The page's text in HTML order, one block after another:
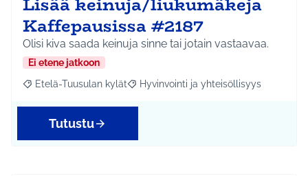
Kaffepausissa #2187
Olisi kiva saada keinuja sinne tai jotain vastaavaa.
Ei etene jatkoon
Rajaa tulokset aihepiirin mukaan: Etelä-Tuusulan kylät
Etelä-Tuusulan kylät Rajaa tulokset teeman mukaan:
Hyvinvointi ja yhteisöllisyys
Tutustu